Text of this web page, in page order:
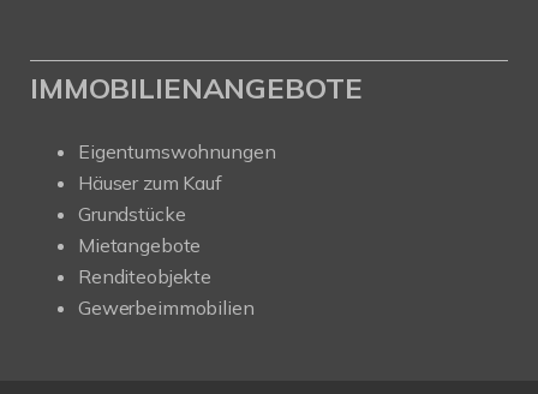
IMMOBILIENANGEBOTE
Eigentumswohnungen
Häuser zum Kauf
Grundstücke
Mietangebote
Renditeobjekte
Gewerbeimmobilien